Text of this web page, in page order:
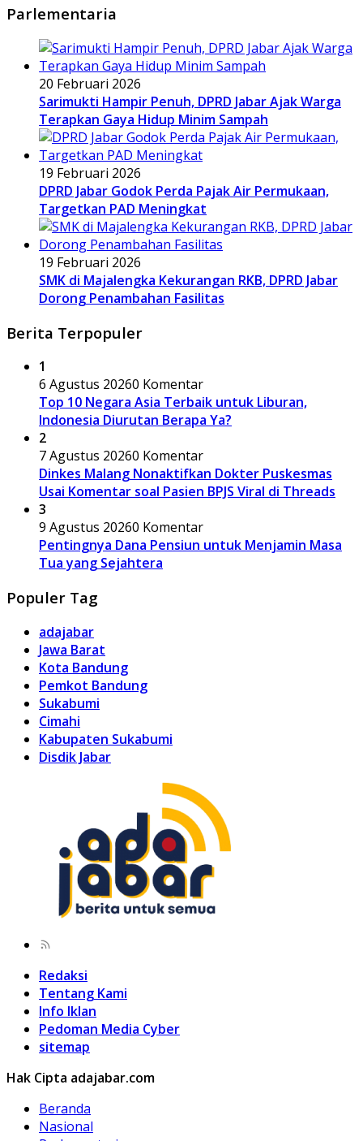
Parlementaria
20 Februari 2026
Sarimukti Hampir Penuh, DPRD Jabar Ajak Warga
Terapkan Gaya Hidup Minim Sampah
19 Februari 2026
DPRD Jabar Godok Perda Pajak Air Permukaan,
Targetkan PAD Meningkat
19 Februari 2026
SMK di Majalengka Kekurangan RKB, DPRD Jabar
Dorong Penambahan Fasilitas
Berita Terpopuler
1
6 Agustus 20260 Komentar
Top 10 Negara Asia Terbaik untuk Liburan,
Indonesia Diurutan Berapa Ya?
2
7 Agustus 20260 Komentar
Dinkes Malang Nonaktifkan Dokter Puskesmas
Usai Komentar soal Pasien BPJS Viral di Threads
3
9 Agustus 20260 Komentar
Pentingnya Dana Pensiun untuk Menjamin Masa
Tua yang Sejahtera
Populer Tag
adajabar
Jawa Barat
Kota Bandung
Pemkot Bandung
Sukabumi
Cimahi
Kabupaten Sukabumi
Disdik Jabar
Redaksi
Tentang Kami
Info Iklan
Pedoman Media Cyber
sitemap
Hak Cipta adajabar.com
Beranda
Nasional